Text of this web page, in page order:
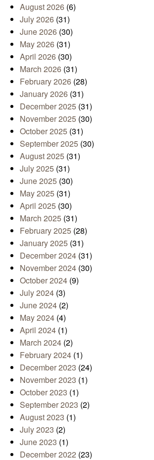
August 2026 (6)
July 2026 (31)
June 2026 (30)
May 2026 (31)
April 2026 (30)
March 2026 (31)
February 2026 (28)
January 2026 (31)
December 2025 (31)
November 2025 (30)
October 2025 (31)
September 2025 (30)
August 2025 (31)
July 2025 (31)
June 2025 (30)
May 2025 (31)
April 2025 (30)
March 2025 (31)
February 2025 (28)
January 2025 (31)
December 2024 (31)
November 2024 (30)
October 2024 (9)
July 2024 (3)
June 2024 (2)
May 2024 (4)
April 2024 (1)
March 2024 (2)
February 2024 (1)
December 2023 (24)
November 2023 (1)
October 2023 (1)
September 2023 (2)
August 2023 (1)
July 2023 (2)
June 2023 (1)
December 2022 (23)